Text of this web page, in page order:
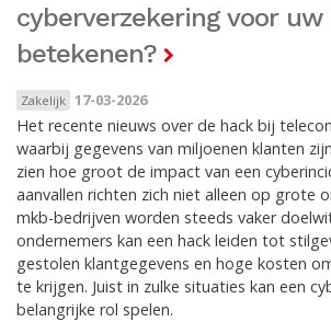
cyberverzekering voor
betekenen?
Zakelijk 17-03-2026
Het recente nieuws over de hack bij
waarbij gegevens van miljoenen klanten
zien hoe groot de impact van een
aanvallen richten zich niet alleen op grote
mkb-bedrijven worden steeds vaker
ondernemers kan een hack leiden tot
gestolen klantgegevens en hoge kosten
te krijgen. Juist in zulke situaties kan een
belangrijke rol spelen.